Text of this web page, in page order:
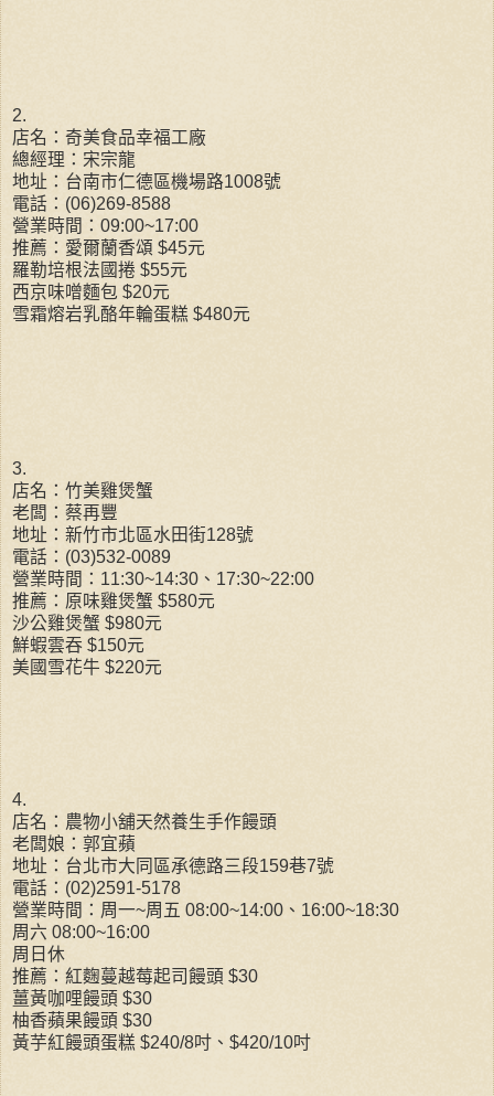
2.
店名：奇美食品幸福工廠
總經理：宋宗龍
地址：台南市仁德區機場路1008號
電話：(06)269-8588
營業時間：09:00~17:00
推薦：愛爾蘭香頌 $45元
羅勒培根法國捲 $55元
西京味噌麵包 $20元
雪霜熔岩乳酪年輪蛋糕 $480元
3.
店名：竹美雞煲蟹
老闆：蔡再豐
地址：新竹市北區水田街128號
電話：(03)532-0089
營業時間：11:30~14:30、17:30~22:00
推薦：原味雞煲蟹 $580元
沙公雞煲蟹 $980元
鮮蝦雲吞 $150元
美國雪花牛 $220元
4.
店名：農物小舖天然養生手作饅頭
老闆娘：郭宜蘋
地址：台北市大同區承德路三段159巷7號
電話：(02)2591-5178
營業時間：周一~周五 08:00~14:00、16:00~18:30
周六 08:00~16:00
周日休
推薦：紅麴蔓越莓起司饅頭 $30
薑黃咖哩饅頭 $30
柚香蘋果饅頭 $30
黃芋紅饅頭蛋糕 $240/8吋、$420/10吋